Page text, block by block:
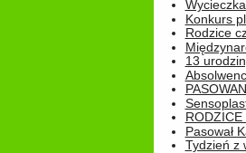
Konkurs
Rodzice
13
Pasował
Tydzień z